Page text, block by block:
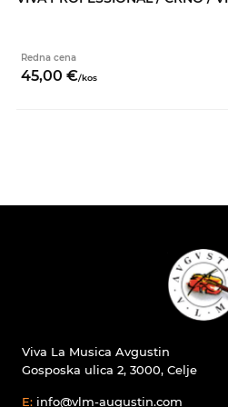
Redna cena
45,00 €/kos
Viva La Musica Avgustin
Gosposka ulica 2, 3000, Celje
E: info@vlm-augustin.com